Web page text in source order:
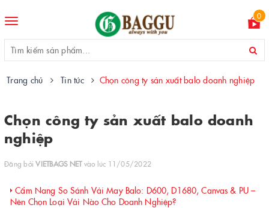
Toggle
0
Trang chủ Tin tức Chọn công ty sản xuất balo doanh nghiệp
Chọn công ty sản xuất balo doanh
nghiệp
Đăng bởiVIETBAGS NETvào lúc 11/05/2022
Cẩm Nang So Sánh Vải May Balo: D600, D1680, Canvas & PU –
Nên Chọn Loại Vải Nào Cho Doanh Nghiệp?